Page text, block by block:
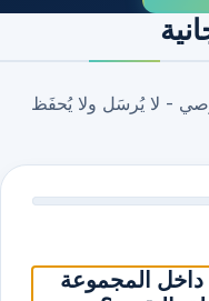
- لا يُرسَل ولا يُحفَظ
داخل المجموعة